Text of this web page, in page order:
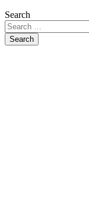
Search
Search